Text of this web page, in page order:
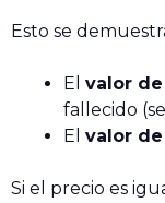
Esto se
El valor
fallecido
El valor
Si el precio es